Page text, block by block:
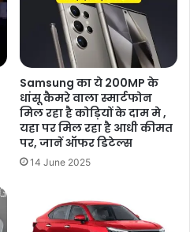
Samsung का ये 200MP के
धांसू कैमरे वाला स्मार्टफोन
मिल रहा है कोड़ियों के दाम मे ,
यहा पर मिल रहा है आधी कीमत
पर, जानें ऑफर डिटेल्स
14 June 2025